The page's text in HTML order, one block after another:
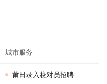
城市服务
莆田录入校对员招聘